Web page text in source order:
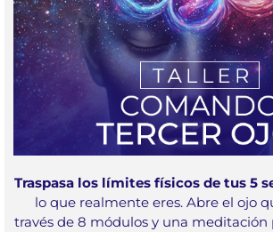
Traspasa los límites físicos de tus 5
lo que realmente eres. Abre el ojo
través de 8 módulos y una meditación